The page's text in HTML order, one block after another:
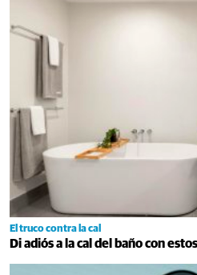
El truco contra la cal
Di adiós a la cal del baño con